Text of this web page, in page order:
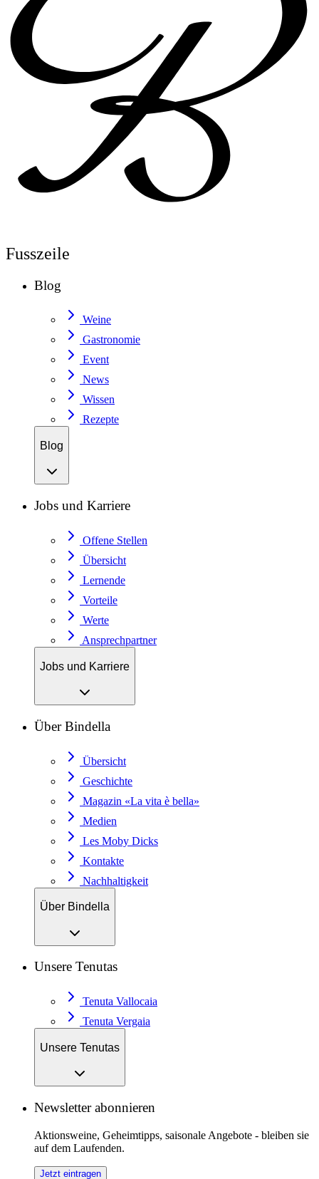
Fusszeile
Blog
Weine
Gastronomie
Event
News
Wissen
Rezepte
Blog
Jobs und Karriere
Offene Stellen
Übersicht
Lernende
Vorteile
Werte
Ansprechpartner
Jobs und Karriere
Über Bindella
Übersicht
Geschichte
Magazin «La vita è bella»
Medien
Les Moby Dicks
Kontakte
Nachhaltigkeit
Über Bindella
Unsere Tenutas
Tenuta Vallocaia
Tenuta Vergaia
Unsere Tenutas
Newsletter abonnieren
Aktionsweine, Geheimtipps, saisonale Angebote - bleiben sie
auf dem Laufenden.
Jetzt eintragen